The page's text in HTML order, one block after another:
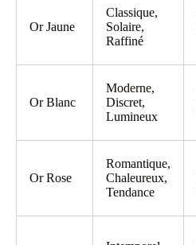
Or Jaune
Classique,
Solaire,
Raffiné
Or Blanc
Moderne,
Discret,
Lumineux
Or Rose
Romantique,
Chaleureux,
Tendance